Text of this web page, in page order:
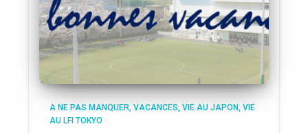
A NE PAS MANQUER VACANCES VIE AU JAPON VIE
AU LFI TOKYO